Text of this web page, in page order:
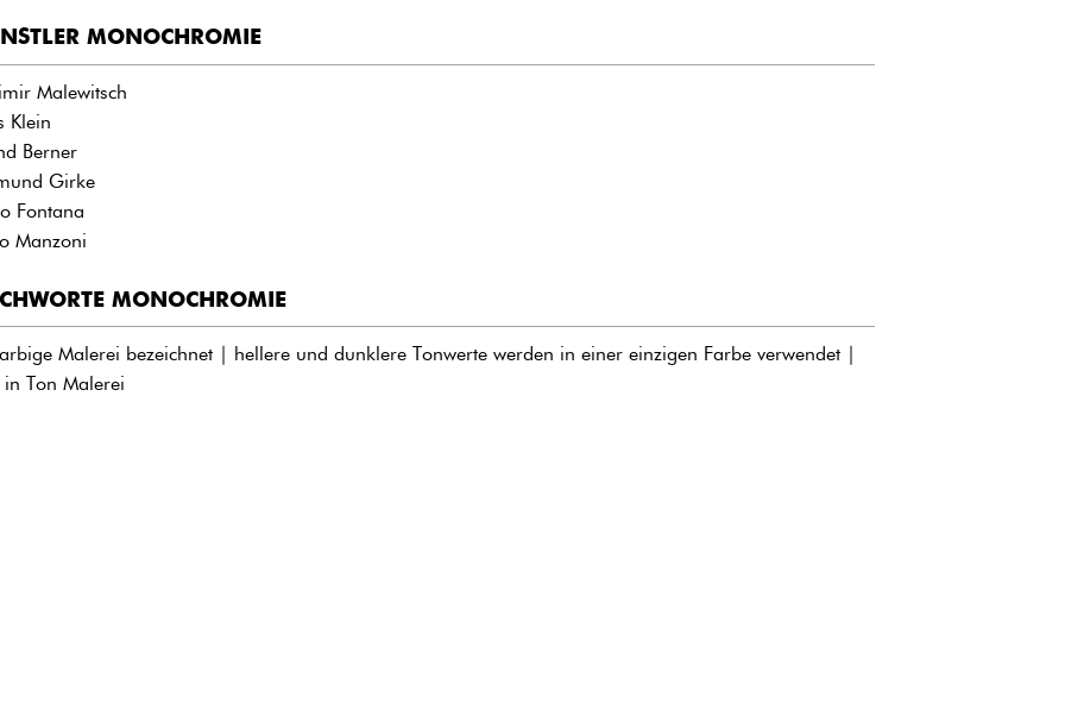
MONOCHROMIE
Malewitsch
Klein
Berner
Girke
Fontana
Manzoni
MONOCHROMIE
Malerei bezeichnet | hellere und dunklere Tonwerte werden in einer einzigen Farbe verwendet |
in Ton Malerei